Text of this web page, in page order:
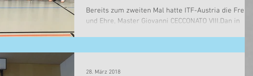
Bereits zum zweiten Mal hatte ITF-Austria die
und Ehre, Master Giovanni CECCONATO VIII.Dan in
28. März 2018